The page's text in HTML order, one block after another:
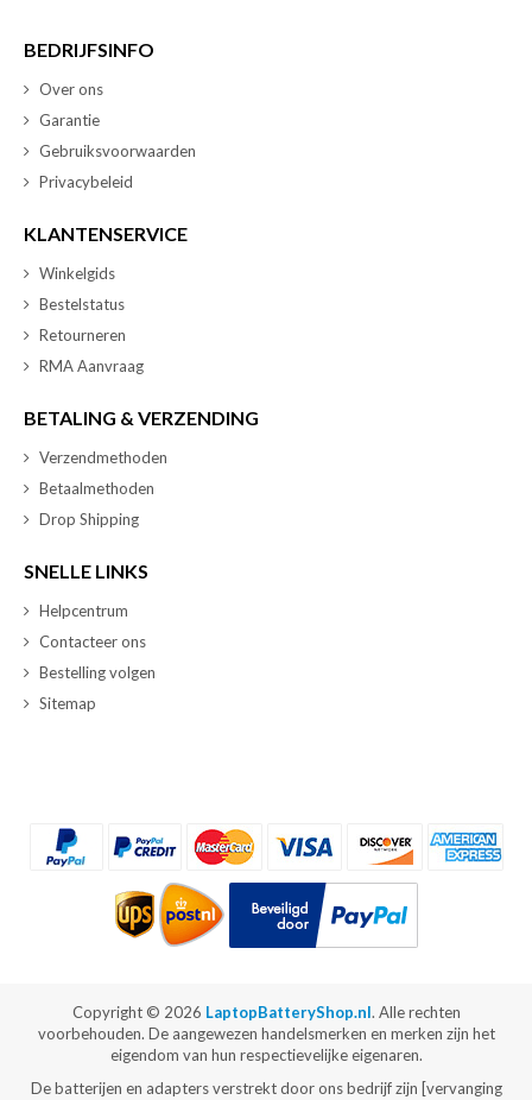
BEDRIJFSINFO
Over ons
Garantie
Gebruiksvoorwaarden
Privacybeleid
KLANTENSERVICE
Winkelgids
Bestelstatus
Retourneren
RMA Aanvraag
BETALING & VERZENDING
Verzendmethoden
Betaalmethoden
Drop Shipping
SNELLE LINKS
Helpcentrum
Contacteer ons
Bestelling volgen
Sitemap
Copyright © 2026 LaptopBatteryShop.nl. Alle rechten
voorbehouden. De aangewezen handelsmerken en merken zijn het
eigendom van hun respectievelijke eigenaren.
De batterijen en adapters verstrekt door ons bedrijf zijn [vervanging